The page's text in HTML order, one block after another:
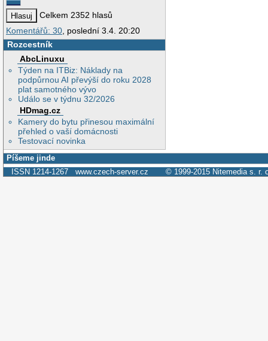
Celkem 2352 hlasů
Komentářů: 30 , poslední 3.4. 20:20
Rozcestník
AbcLinuxu
Týden na ITBiz: Náklady na
podpůrnou AI převýší do roku 2028
plat samotného vývo
Událo se v týdnu 32/2026
HDmag.cz
Kamery do bytu přinesou maximální
přehled o vaší domácnosti
Testovací novinka
Píšeme jinde
ISSN 1214-1267 www.czech-server.cz © 1999-2015 Nitemedia s. r.